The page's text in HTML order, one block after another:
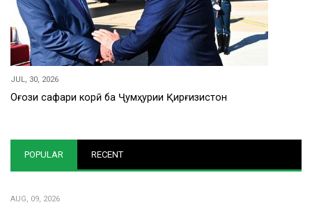
JUL, 30, 2026
Оғози сафари корӣ ба Ҷумҳурии Қирғизистон
POPULAR RECENT
AUG, 09, 2026